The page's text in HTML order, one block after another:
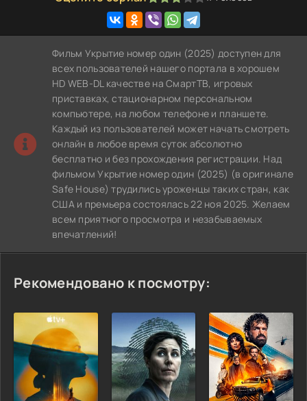
Фильм Укрытие номер один (2025) доступен для
всех пользователей нашего портала в хорошем
HD WEB-DL качестве на СмартТВ, игровых
приставках, стационарном персональном
компьютере, на любом телефоне и планшете.
Каждый из пользователей может начать смотреть
онлайн в любое время суток абсолютно
бесплатно и без прохождения регистрации. Над
фильмом Укрытие номер один (2025) (в оригинале
Safe House) трудились уроженцы таких стран, как
США и премьера состоялась 22 ноя 2025. Желаем
всем приятного просмотра и незабываемых
впечатлений!
Рекомендовано к посмотру: